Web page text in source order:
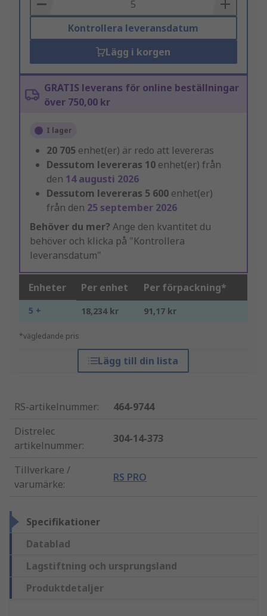
Kontrollera leveransdatum
Lägg i korgen
GRATIS leverans för online beställningar
över 750,00 kr
I lager
20 705 enhet(er) är redo att levereras
Dessutom levereras 10 enhet(er) från
den 14 augusti 2026
Dessutom levereras 5 600 enhet(er)
från den 25 september 2026
Behöver du mer? Ange den kvantitet du
behöver och klicka på "Kontrollera
leveransdatum"
Enheter Per enhet Per förpackning*
5 + 18,234 kr 91,17 kr
*vägledande pris
Lägg till din lista
RS-artikelnummer:
464-9744
Distrelec
artikelnummer:
304-14-373
Tillverkare /
varumärke:
RS PRO
Specifikationer
Datablad
Lagstiftning och ursprungsland
Produktdetaljer